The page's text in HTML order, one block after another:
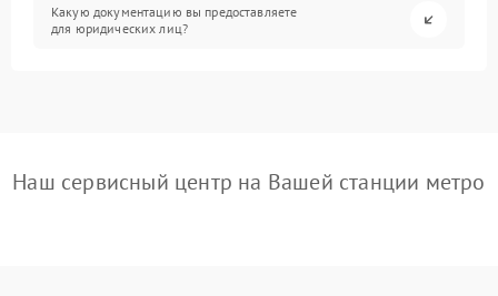
Какую документацию вы предоставляете
для юридических лиц?
Наш сервисный центр на Вашей станции метро